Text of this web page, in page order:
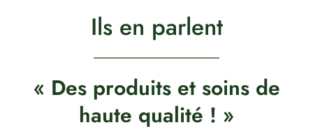
Ils en parlent
« Des produits et soins de
haute qualité ! »